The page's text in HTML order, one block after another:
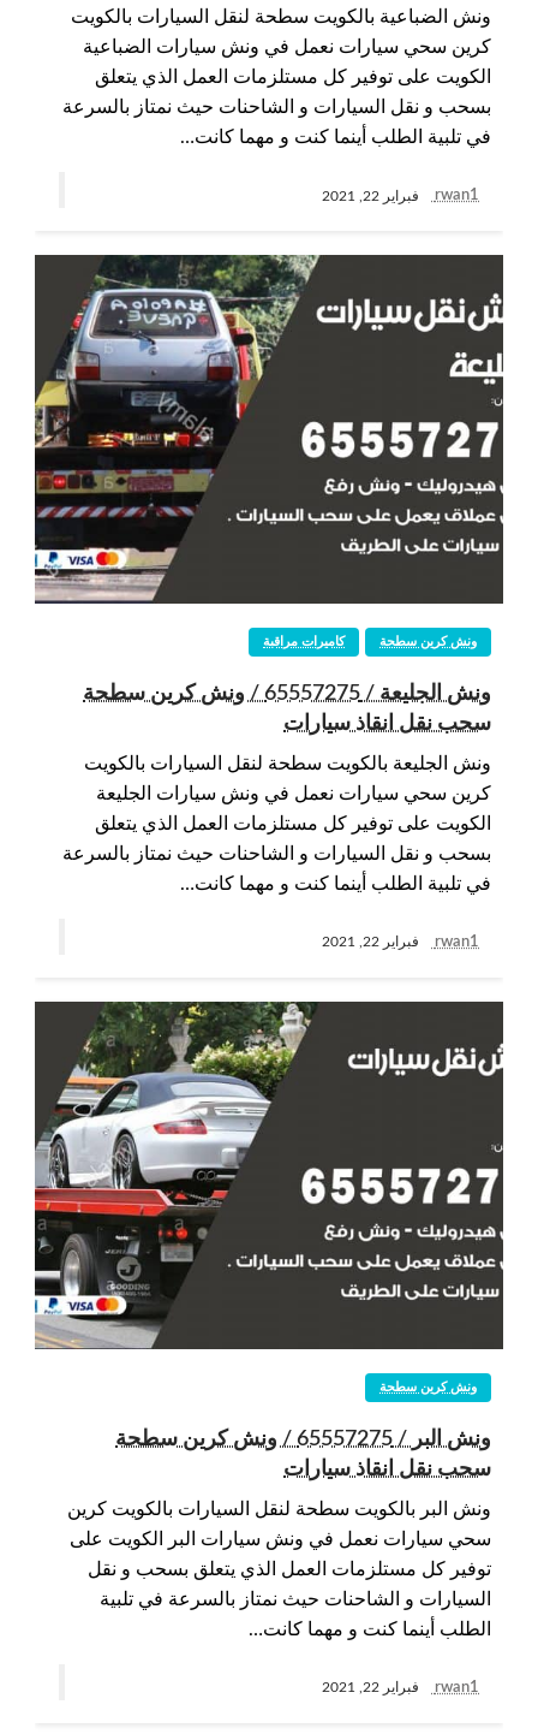
ونش الضباعية بالكويت سطحة لنقل السيارات بالكويت
كرين سحي سيارات نعمل في ونش سيارات الضباعية
الكويت على توفير كل مستلزمات العمل الذي يتعلق
بسحب و نقل السيارات و الشاحنات حيث نمتاز بالسرعة
في تلبية الطلب أينما كنت و مهما كانت…
rwan1 فبراير 22, 2021
كاميرات مراقبة ونش كرين سطحة
ونش الجليعة / 65557275 / ونش كرين سطحة
سحب نقل انقاذ سيارات
ونش الجليعة بالكويت سطحة لنقل السيارات بالكويت
كرين سحي سيارات نعمل في ونش سيارات الجليعة
الكويت على توفير كل مستلزمات العمل الذي يتعلق
بسحب و نقل السيارات و الشاحنات حيث نمتاز بالسرعة
في تلبية الطلب أينما كنت و مهما كانت…
rwan1 فبراير 22, 2021
ونش كرين سطحة
ونش البر / 65557275 / ونش كرين سطحة
سحب نقل انقاذ سيارات
ونش البر بالكويت سطحة لنقل السيارات بالكويت كرين
سحي سيارات نعمل في ونش سيارات البر الكويت على
توفير كل مستلزمات العمل الذي يتعلق بسحب و نقل
السيارات و الشاحنات حيث نمتاز بالسرعة في تلبية
الطلب أينما كنت و مهما كانت…
rwan1 فبراير 22, 2021